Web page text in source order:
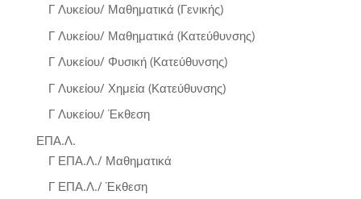
Γ Λυκείου/ Μαθηματικά (Γενικής)
Γ Λυκείου/ Μαθηματικά (Κατεύθυνσης)
Γ Λυκείου/ Φυσική (Κατεύθυνσης)
Γ Λυκείου/ Χημεία (Κατεύθυνσης)
Γ Λυκείου/ Έκθεση
ΕΠΑ.Λ.
Γ ΕΠΑ.Λ./ Μαθηματικά
Γ ΕΠΑ.Λ./ Έκθεση